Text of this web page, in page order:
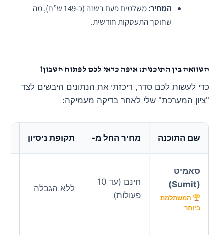
המחיר:
משלמים פעם בשנה (כ-149 ש”ח), מה
שחוסך התעסקות חודשית.
השוואה בין התוכנות: איפה כדאי לכם לפתוח חשבון?
כדי לעשות לכם סדר, ריכזתי את הנתונים היבשים לצד
"ציון המערכת" שלי לאחר בדיקה מעמיקה:
שם התוכנה מחיר החל מ- תקופת ניסיון
סאמיט
(Sumit)
המשתלמת
ביותר
חינם (עד 10
פעולות)
ללא הגבלה